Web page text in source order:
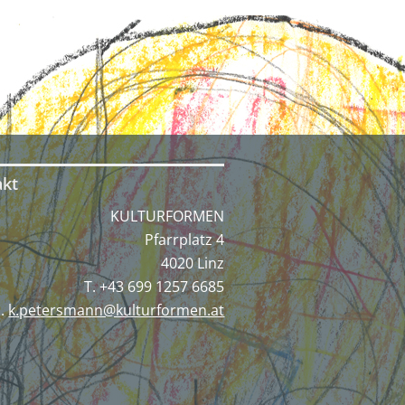
KULTURFORMEN
Pfarrplatz 4
4020 Linz
T. +43 699 1257 6685‬
k.petersmann@kulturformen.at